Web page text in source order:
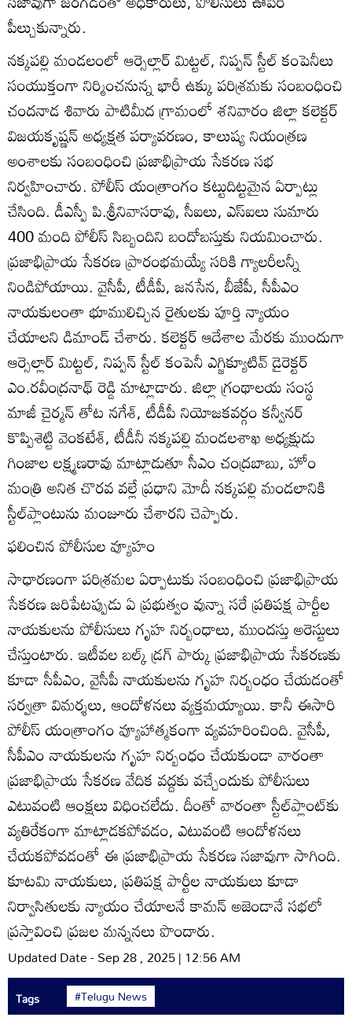
పీల్చుకున్నారు.
నక్కపల్లి మండలంలో ఆర్సెల్లార్‌ మిట్టల్‌, నిప్పన్‌ స్టీల్‌ కంపెనీలు
సంయుక్తంగా నిర్మించనున్న భారీ ఉక్కు పరిశ్రమకు సంబంధించి
చందనాడ శివారు పాటిమీద గ్రామంలో శనివారం జిల్లా కలెక్టర్‌
విజయకృష్ణన్‌ అధ్యక్షత పర్యావరణం, కాలుష్య నియంత్రణ
అంశాలకు సంబంధించి ప్రజాభిప్రాయ సేకరణ సభ
నిర్వహించారు. పోలీస్‌ యంత్రాంగం కట్టుదిట్టమైన ఏర్పాట్లు
చేసింది. డీఎస్పీ పి.శ్రీనివాసరావు, సీఐలు, ఎస్‌ఐలు సుమారు
400 మంది పోలీస్‌ సిబ్బందిని బందోబస్తుకు నియమించారు.
ప్రజాభిప్రాయ సేకరణ ప్రారంభమయ్యే సరికి గ్యాలరీలన్నీ
నిండిపోయాయి. వైసీపీ, టీడీపీ, జనసేన, బీజేపీ, సీపీఎం
నాయకులంతా భూములిచ్చిన రైతులకు పూర్తి న్యాయం
చేయాలని డిమాండ్‌ చేశారు. కలెక్టర్‌ ఆదేశాల మేరకు ముందుగా
ఆర్సెల్లార్‌ మిట్టల్‌, నిప్పన్‌ స్టీల్‌ కంపెనీ ఎగ్జిక్యూటివ్‌ డైరెక్టర్‌
ఎం.రవీంద్రనాథ్‌ రెడ్డి మాట్లాడారు. జిల్లా గ్రంథాలయ సంస్థ
మాజీ చైర్మన్‌ తోట నగేశ్‌, టీడీపీ నియోజకవర్గం కన్వీనర్‌
కొప్పిశెట్టి వెంకటేశ్‌, టీడీనీ నక్కపల్లి మండలశాఖ అధ్యక్షుడు
గింజాల లక్ష్మణరావు మాట్లాడుతూ సీఎం చంద్రబాబు, హోం
మంత్రి అనిత చొరవ వల్లే ప్రధాని మోదీ నక్కపల్లి మండలానికి
స్టీల్‌ప్లాంటును మంజూరు చేశారని చెప్పారు.
ఫలించిన పోలీసుల వ్యూహం
సాధారణంగా పరిశ్రమల ఏర్పాటుకు సంబంధించి ప్రజాభిప్రాయ
సేకరణ జరిపేటప్పుడు ఏ ప్రభుత్వం వున్నా సరే ప్రతిపక్ష పార్టీల
నాయకులను పోలీసులు గృహ నిర్బంధాలు, ముందస్తు అరెస్టులు
చేస్తుంటారు. ఇటీవల బల్క్‌ డ్రగ్‌ పార్కు ప్రజాభిప్రాయ సేకరణకు
కూడా సీపీఎం, వైసీపీ నాయకులను గృహ నిర్బంధం చేయడంతో
సర్వత్రా విమర్శలు, ఆందోళనలు వ్యక్తమయ్యాయి. కానీ ఈసారి
పోలీస్‌ యంత్రాంగం వ్యూహాత్మకంగా వ్యవహరించింది. వైసీపీ,
సీపీఎం నాయకులను గృహ నిర్బంధం చేయకుండా వారంతా
ప్రజాభిప్రాయ సేకరణ వేదిక వద్దకు వచ్చేందుకు పోలీసులు
ఎటువంటి ఆంక్షలు విధించలేదు. దీంతో వారంతా స్టీల్‌ప్లాంట్‌కు
వ్యతిరేకంగా మాట్లాడకపోవడం, ఎటువంటి ఆందోళనలు
చేయకపోవడంతో ఈ ప్రజాభిప్రాయ సేకరణ సజావుగా సాగింది.
కూటమి నాయకులు, ప్రతిపక్ష పార్టీల నాయకులు కూడా
నిర్వాసితులకు న్యాయం చేయాలనే కామన్‌ అజెండానే సభలో
ప్రస్తావించి ప్రజల మన్ననలు పొందారు.
Updated Date - Sep 28 , 2025 | 12:56 AM
Tags #Telugu News